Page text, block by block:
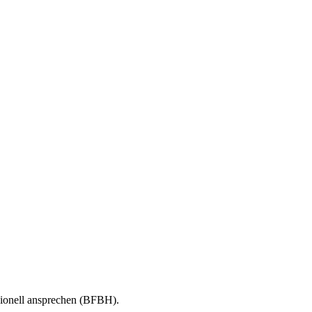
ansprechen (BFBH).